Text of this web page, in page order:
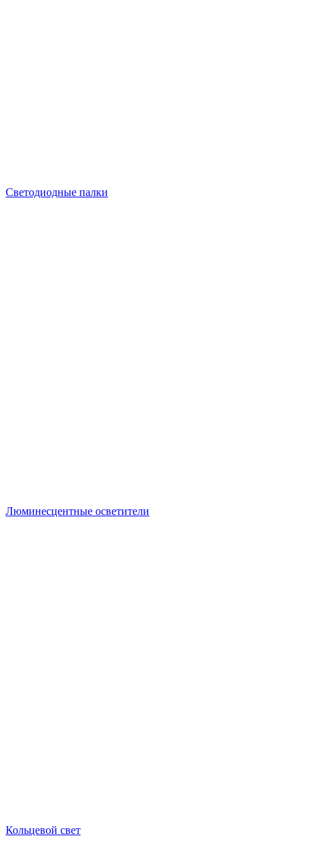
Светодиодные палки
Люминесцентные осветители
Кольцевой свет